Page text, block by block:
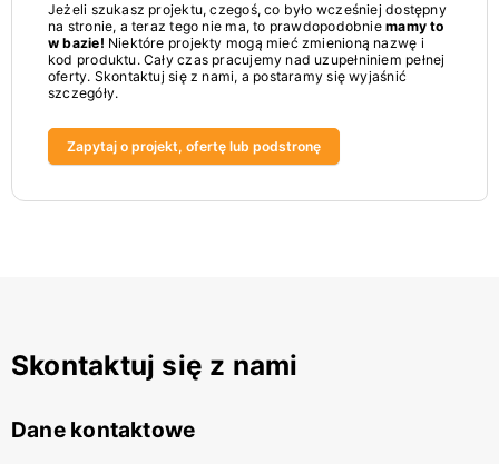
Jeżeli szukasz projektu, czegoś, co było wcześniej dostępny
na stronie, a teraz tego nie ma, to prawdopodobniemamy to
w bazie! Niektóre projekty mogą mieć zmienioną nazwę i
kod produktu. Cały czas pracujemy nad uzupełniniem pełnej
oferty. Skontaktuj się z nami, a postaramy się wyjaśnić
szczegóły.
Zapytaj o projekt, ofertę lub podstronę
Skontaktuj się z nami
Dane kontaktowe